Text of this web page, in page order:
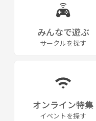
みんなで遊ぶ
サークルを探す
オンライン特集
イベントを探す